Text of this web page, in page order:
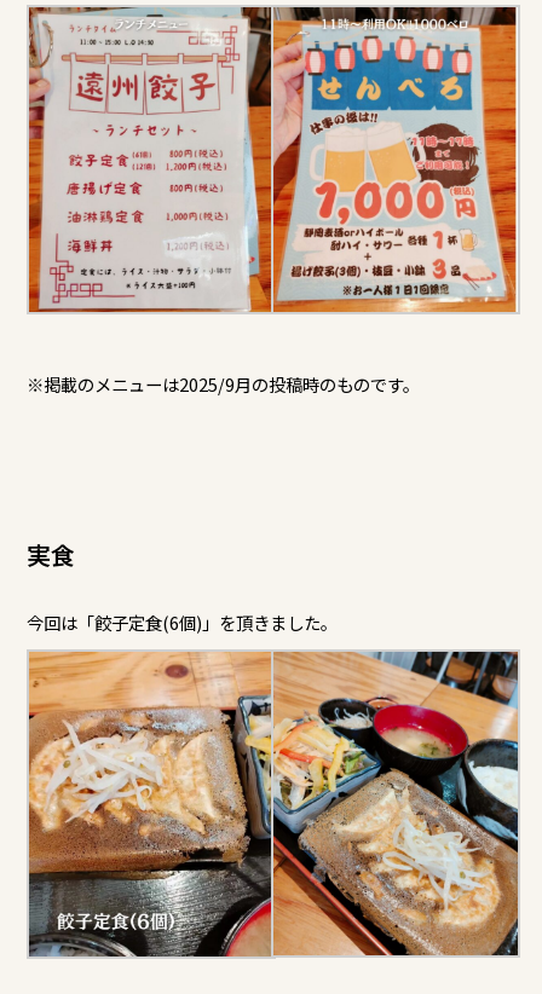
※掲載のメニューは2025/9月の投稿時のものです。
実食
今回は「餃子定食(6個)」を頂きました。